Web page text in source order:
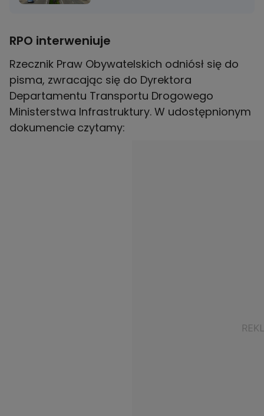
RPO interweniuje
Rzecznik Praw Obywatelskich odniósł się do
pisma, zwracając się do Dyrektora
Departamentu Transportu Drogowego
Ministerstwa Infrastruktury. W udostępnionym
dokumencie czytamy: